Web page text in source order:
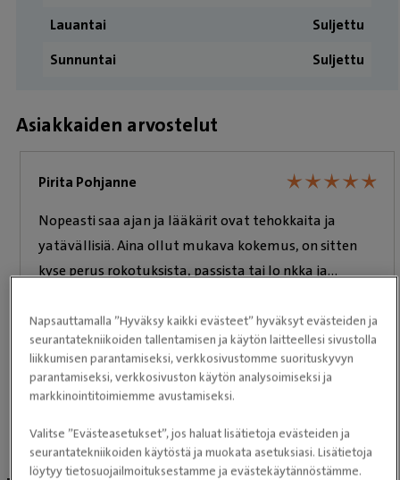
Lauantai
Suljettu
Sunnuntai
Suljettu
Asiakkaiden arvostelut
Pirita Pohjanne ★★★★★
★★★★★
Nopeasti saa ajan ja lääkärit ovat tehokkaita ja
yatävällisiä. Aina ollut mukava kokemus, on sitten
kyse perus rokotuksista, passista tai lo nkka ja
suosittelen.
Perustuen Google-arvioihin
Julkaisumme Facebookissa
Napsauttamalla ”Hyväksy kaikki evästeet” hyväksyt evästeiden ja
seurantatekniikoiden tallentamisen ja käytön laitteellesi sivustolla
liikkumisen parantamiseksi, verkkosivustomme suorituskyvyn
parantamiseksi, verkkosivuston käytön analysoimiseksi ja
markkinointitoimiemme avustamiseksi.
Valitse ”Evästeasetukset”, jos haluat lisätietoja evästeiden ja
seurantatekniikoiden käytöstä ja muokata asetuksiasi. Lisätietoja
löytyy tietosuojailmoituksestamme ja evästekäytännöstämme.